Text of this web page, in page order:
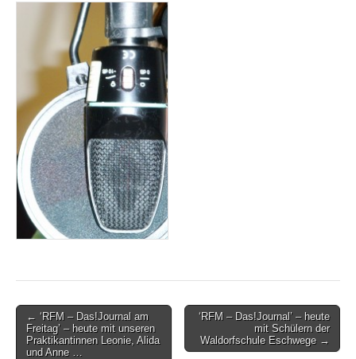
Post
navigation
← ‘RFM – Das!Journal am
Freitag’ – heute mit unseren
Praktikantinnen Leonie, Alida
und Anne …
‘RFM – Das!Journal’ – heute
mit Schülern der
Waldorfschule Eschwege →